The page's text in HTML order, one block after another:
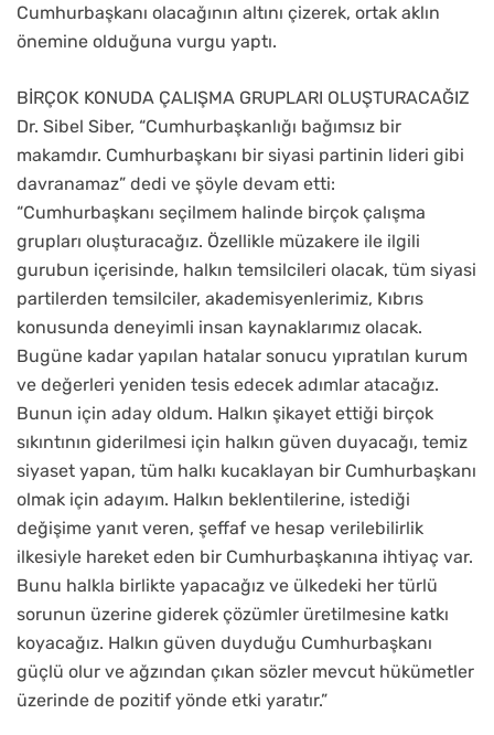
Cumhurbaşkanı olacağının altını çizerek, ortak aklın
önemine olduğuna vurgu yaptı.
BİRÇOK KONUDA ÇALIŞMA GRUPLARI OLUŞTURACAĞIZ
Dr. Sibel Siber, “Cumhurbaşkanlığı bağımsız bir
makamdır. Cumhurbaşkanı bir siyasi partinin lideri gibi
davranamaz” dedi ve şöyle devam etti:
“Cumhurbaşkanı seçilmem halinde birçok çalışma
grupları oluşturacağız. Özellikle müzakere ile ilgili
gurubun içerisinde, halkın temsilcileri olacak, tüm siyasi
partilerden temsilciler, akademisyenlerimiz, Kıbrıs
konusunda deneyimli insan kaynaklarımız olacak.
Bugüne kadar yapılan hatalar sonucu yıpratılan kurum
ve değerleri yeniden tesis edecek adımlar atacağız.
Bunun için aday oldum. Halkın şikayet ettiği birçok
sıkıntının giderilmesi için halkın güven duyacağı, temiz
siyaset yapan, tüm halkı kucaklayan bir Cumhurbaşkanı
olmak için adayım. Halkın beklentilerine, istediği
değişime yanıt veren, şeffaf ve hesap verilebilirlik
ilkesiyle hareket eden bir Cumhurbaşkanına ihtiyaç var.
Bunu halkla birlikte yapacağız ve ülkedeki her türlü
sorunun üzerine giderek çözümler üretilmesine katkı
koyacağız. Halkın güven duyduğu Cumhurbaşkanı
güçlü olur ve ağzından çıkan sözler mevcut hükümetler
üzerinde de pozitif yönde etki yaratır.”